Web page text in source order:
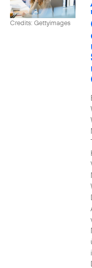
Credits: Gettyimages